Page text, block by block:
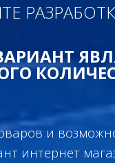
и
интернет